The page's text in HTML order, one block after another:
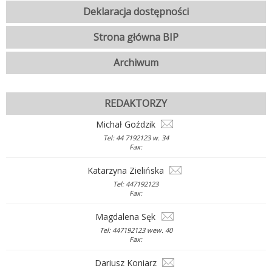
Deklaracja dostępności
Strona główna BIP
Archiwum
REDAKTORZY
Michał Goździk
Tel: 44 7192123 w. 34
Fax:
Katarzyna Zielińska
Tel: 447192123
Fax:
Magdalena Sęk
Tel: 447192123 wew. 40
Fax:
Dariusz Koniarz